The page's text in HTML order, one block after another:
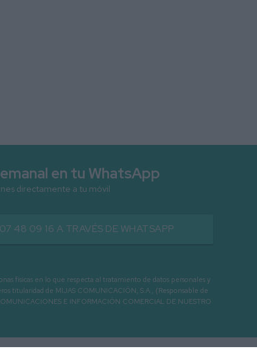
en tu WhatsApp
directamente a tu móvil
48 09 16 A TRAVÉS DE WHATSAPP
físicas en lo que respecta al tratamiento de datos personales y
titularidad de MIJAS COMUNICACIÓN, S.A., (Responsable de
E INFORMACIÓN COMERCIAL DE NUESTRO